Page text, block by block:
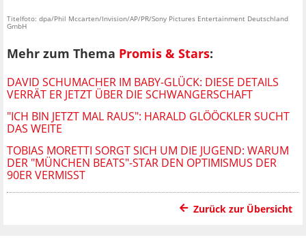
Titelfoto: dpa/Phil Mccarten/Invision/AP/PR/Sony Pictures Entertainment Deutschland
GmbH
Mehr zum Thema Promis & Stars:
DAVID SCHUMACHER IM BABY-GLÜCK: DIESE DETAILS
VERRÄT ER JETZT ÜBER DIE SCHWANGERSCHAFT
"ICH BIN JETZT MAL RAUS": HARALD GLÖÖCKLER SUCHT
DAS WEITE
TOBIAS MORETTI SORGT SICH UM DIE JUGEND: WARUM
DER "MÜNCHEN BEATS"-STAR DEN OPTIMISMUS DER
90ER VERMISST
Zurück zur Übersicht